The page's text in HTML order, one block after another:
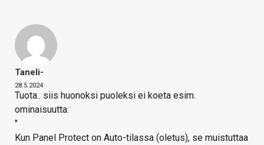
Taneli-
28.5.2024
Tuota.. siis huonoksi puoleksi ei koeta esim.
ominaisuutta:
"
Kun Panel Protect on Auto-tilassa (oletus), se muistuttaa